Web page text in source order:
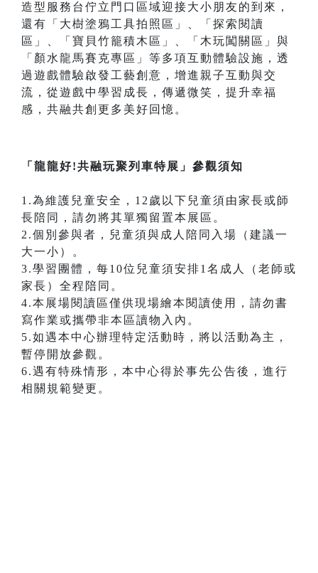
造型服務台佇立門口區域迎接大小朋友的到來，
還有「大樹塗鴉工具拍照區」、「探索閱讀
區」、「寶貝竹籠積木區」、「木玩闖關區」與
「顏水龍馬賽克專區」等多項互動體驗設施，透
過遊戲體驗啟發工藝創意，增進親子互動與交
流，從遊戲中學習成長，傳遞微笑，提升幸福
感，共融共創更多美好回憶。
「龍龍好!共融玩聚列車特展」參觀須知
1.為維護兒童安全，12歲以下兒童須由家長或師
長陪同，請勿將其單獨留置本展區。
2.個別參與者，兒童須與成人陪同入場（建議一
大一小）。
3.學習團體，每10位兒童須安排1名成人（老師或
家長）全程陪同。
4.本展場閱讀區僅供現場繪本閱讀使用，請勿書
寫作業或攜帶非本區讀物入內。
5.如遇本中心辦理特定活動時，將以活動為主，
暫停開放參觀。
6.遇有特殊情形，本中心得於事先公告後，進行
相關規範變更。